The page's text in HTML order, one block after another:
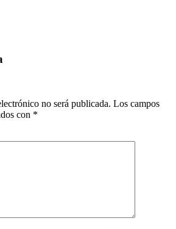
no será publicada. Los campos
con *